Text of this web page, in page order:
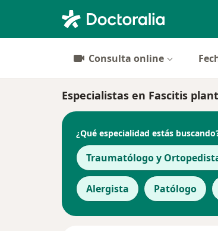
Consulta online
Especialistas en Fascitis
¿Qué especialidad estás
Traumatólogo y
Alergista Patólogo